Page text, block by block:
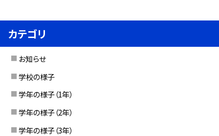
カテゴリ
お知らせ
学校の様子
学年の様子（1年）
学年の様子（2年）
学年の様子（3年）